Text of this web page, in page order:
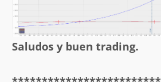
Saludos y buen trading.